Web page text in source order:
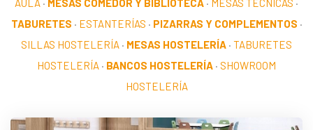
AULA · MESAS COMEDOR Y BIBLIOTECA · MESAS TÉCNICAS ·
TABURETES · ESTANTERÍAS · PIZARRAS Y COMPLEMENTOS ·
SILLAS HOSTELERÍA · MESAS HOSTELERÍA · TABURETES
HOSTELERÍA · BANCOS HOSTELERÍA · SHOWROOM
HOSTELERÍA